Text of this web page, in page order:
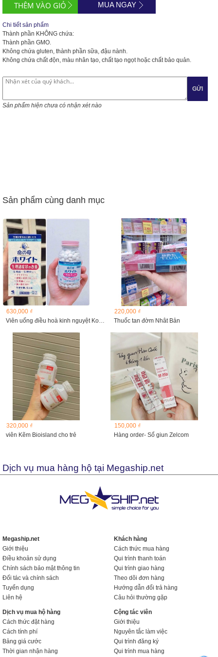
MUA NGAY
Chi tiết sản phẩm
Thành phần KHÔNG chứa:
Thành phần GMO.
Không chứa gluten, thành phần sữa, đậu nành.
Không chứa chất độn, màu nhân tạo, chất tạo ngọt hoặc chất bảo quản.
GỬI
Sản phẩm hiện chưa có nhận xét nào
Sản phẩm cùng danh mục
630,000 ₫
Viên uống điều hoà kinh nguyệt Kobayashi 360 viên
220,000 ₫
Thuốc tan đờm Nhât Bản
320,000 ₫
viên Kẽm Bioisland cho trẻ
150,000 ₫
Hàng order- Sổ giun Zelcom
Dịch vụ mua hàng hộ tại Megaship.net
Megaship.net
Giới thiệu
Điều khoản sử dụng
Chính sách bảo mật thông tin
Đối tác và chính sách
Tuyển dụng
Liên hệ
Khách hàng
Cách thức mua hàng
Qui trình thanh toán
Qui trình giao hàng
Theo dõi đơn hàng
Hướng dẫn đổi trả hàng
Câu hỏi thường gặp
Dịch vụ mua hộ hàng
Cách thức đặt hàng
Cách tính phí
Bảng giá cước
Thời gian nhận hàng
Cộng tác viên
Giới thiệu
Nguyên tắc làm việc
Qui trình đăng ký
Qui trình mua hàng